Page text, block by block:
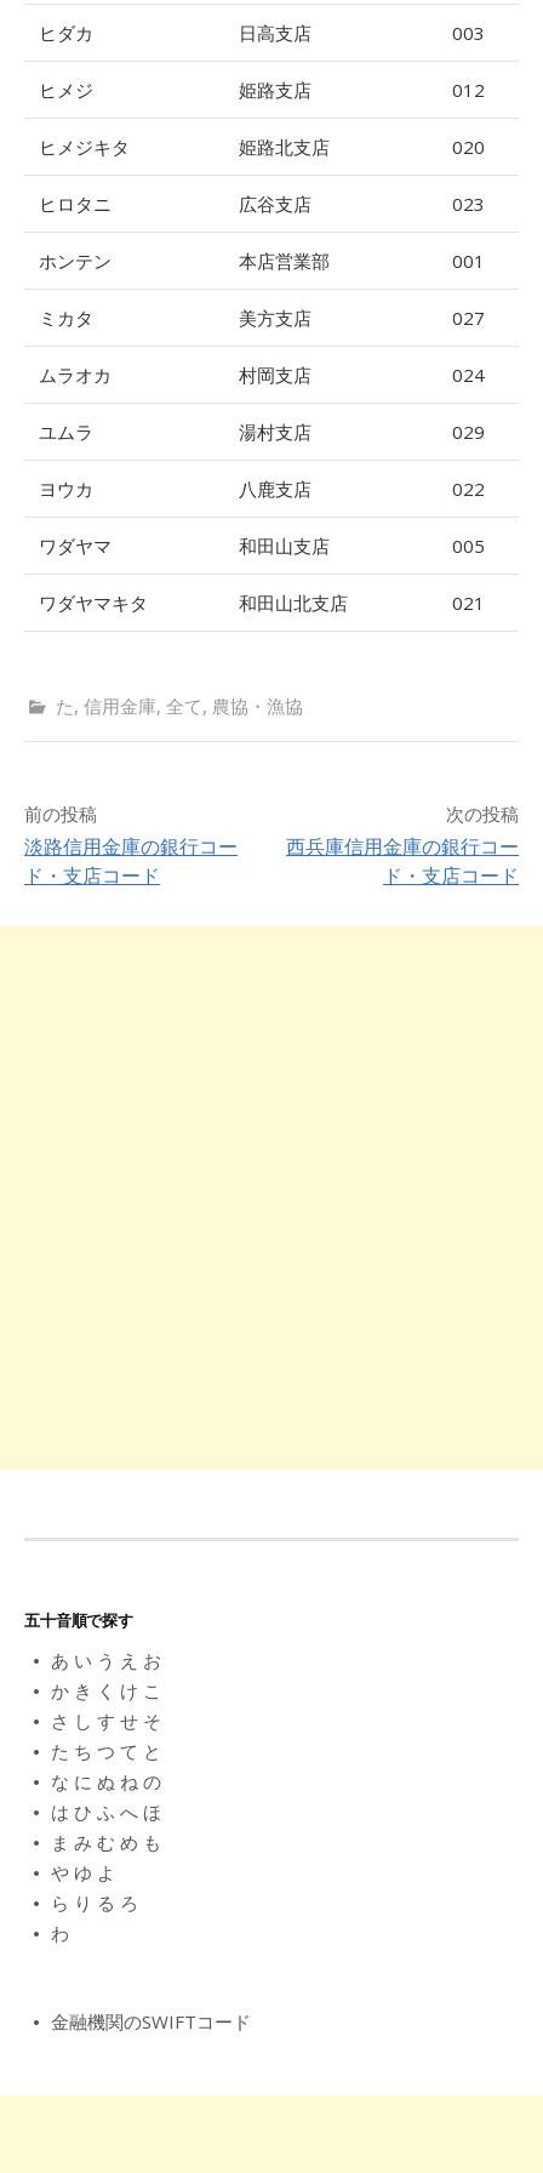
ヒダカ 日高支店 003
ヒメジ 姫路支店 012
ヒメジキタ 姫路北支店 020
ヒロタニ 広谷支店 023
ホンテン 本店営業部 001
ミカタ 美方支店 027
ムラオカ 村岡支店 024
ユムラ 湯村支店 029
ヨウカ 八鹿支店 022
ワダヤマ 和田山支店 005
ワダヤマキタ 和田山北支店 021
た, 信用金庫, 全て, 農協・漁協
投
稿
前の投稿
淡路信用金庫の銀行コー
ド・支店コード
次の投稿
西兵庫信用金庫の銀行コー
ド・支店コード
五十音順で探す
あ い う え お
か き く け こ
さ し す せ そ
た ち つ て と
な に ぬ ね の
は ひ ふ へ ほ
ま み む め も
や ゆ よ
ら り る ろ
わ
金融機関のSWIFTコード